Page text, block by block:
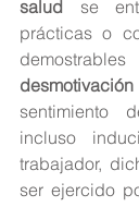
salud se
prácticas o
sentimiento
incluso
trabajador,
ser ejercido